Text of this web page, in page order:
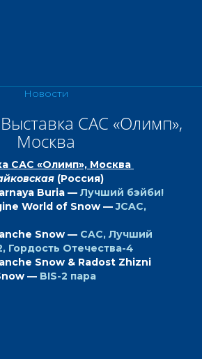
Новости
САС «Олимп»,
Москва
САС «Олимп», Москва
(Россия)
Buria — Лучший бэйби!
World of Snow —JCAC,
Snow — CAC, Лучший
Гордость Отечества-4
Snow & Radost Zhizni
— BIS-2 пара